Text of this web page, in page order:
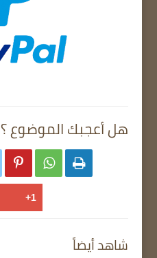
هل أعجبك الموضوع ؟
  
شاهد أيضاً